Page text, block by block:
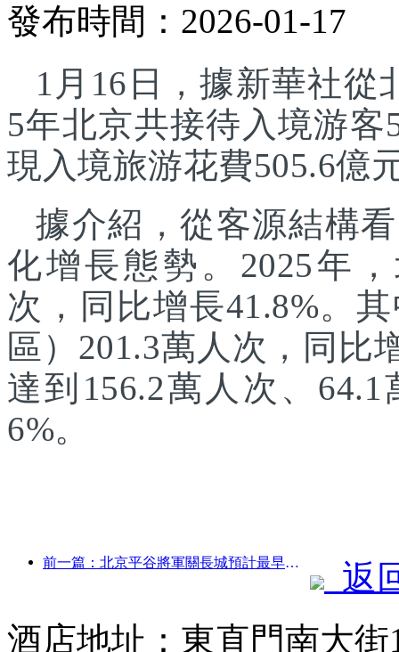
發布時間：2026-01-17
1月16日，據新華社從
5年北京共接待入境游客
現入境旅游花費505.6億
據介紹，從客源結構
化增長態勢。2025年
次，同比增長41.8%。
區）201.3萬人次，同比
達到156.2萬人次、
6%。
前一篇：北京平谷將軍關長城預計最早于2026年底開門迎客
返
酒店地址：東直門南大